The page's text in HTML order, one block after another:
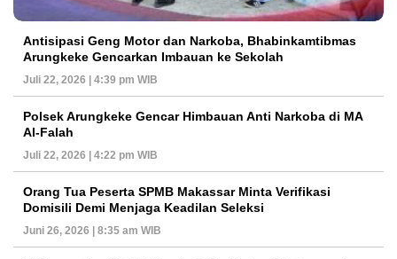
Antisipasi Geng Motor dan Narkoba, Bhabinkamtibmas
Arungkeke Gencarkan Imbauan ke Sekolah
Juli 22, 2026 | 4:39 pm WIB
Polsek Arungkeke Gencar Himbauan Anti Narkoba di MA
Al-Falah
Juli 22, 2026 | 4:22 pm WIB
Orang Tua Peserta SPMB Makassar Minta Verifikasi
Domisili Demi Menjaga Keadilan Seleksi
Juni 26, 2026 | 8:35 am WIB